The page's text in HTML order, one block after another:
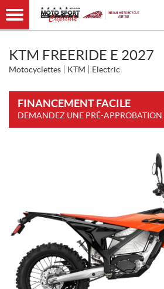
KTM FREERIDE E 2027
Motocyclettes KTM Electric
FINANCEMENT FACILE
DEMANDEZ UNE PRÉ-APPROBATION